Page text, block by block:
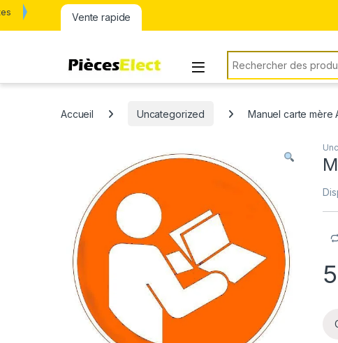
Vente rapide
Rechercher:
Accueil Uncategorized Manuel carte mère